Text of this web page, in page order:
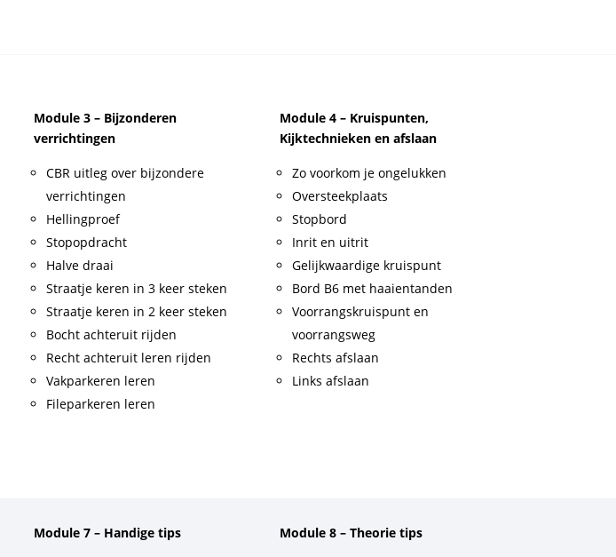
Module 3 – Bijzonderen
verrichtingen
CBR uitleg over bijzondere
verrichtingen
Hellingproef
Stopopdracht
Halve draai
Straatje keren in 3 keer steken
Straatje keren in 2 keer steken
Bocht achteruit rijden
Recht achteruit leren rijden
Vakparkeren leren
Fileparkeren leren
Module 4 – Kruispunten,
Kijktechnieken en afslaan
Zo voorkom je ongelukken
Oversteekplaats
Stopbord
Inrit en uitrit
Gelijkwaardige kruispunt
Bord B6 met haaientanden
Voorrangskruispunt en
voorrangsweg
Rechts afslaan
Links afslaan
Module 7 – Handige tips Module 8 – Theorie tips